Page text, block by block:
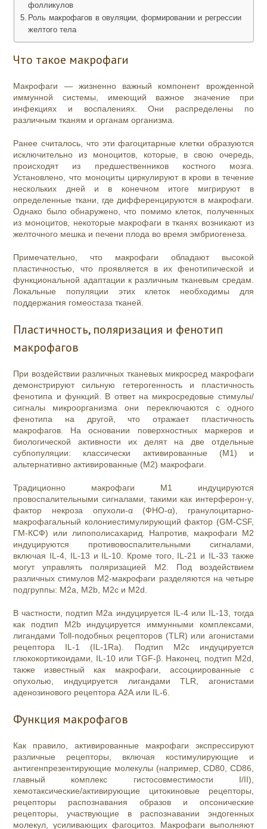
фолликулов
Роль макрофагов в овуляции, формировании и регрессии
желтого тела
Что такое макрофаги
Макрофаги — жизненно важный компонент врожденной
иммунной системы, имеющий важное значение при
инфекциях и воспалениях. Они распределены по
различным тканям и органам организма.
Ранее считалось, что эти фагоцитарные клетки образуются
исключительно из моноцитов, которые, в свою очередь,
происходят из предшественников костного мозга.
Установлено, что моноциты циркулируют в крови в течение
нескольких дней и в конечном итоге мигрируют в
определенные ткани, где дифференцируются в макрофаги.
Однако было обнаружено, что помимо клеток, полученных
из моноцитов, некоторые макрофаги в тканях возникают из
желточного мешка и печени плода во время эмбриогенеза.
Примечательно, что макрофаги обладают высокой
пластичностью, что проявляется в их фенотипической и
функциональной адаптации к различным тканевым средам.
Локальные популяции этих клеток необходимы для
поддержания гомеостаза тканей.
Пластичность, поляризация и фенотип
макрофагов
При воздействии различных тканевых микросред макрофаги
демонстрируют сильную гетерогенность и пластичность
фенотипа и функций. В ответ на микросредовые стимулы/
сигналы микроорганизма они переключаются с одного
фенотипа на другой, что отражает пластичность
макрофагов. На основании поверхностных маркеров и
биологической активности их делят на две отдельные
субпопуляции: классически активированные (M1) и
альтернативно активированные (M2) макрофаги.
Традиционно макрофаги М1 индуцируются
провоспалительными сигналами, такими как интерферон-γ,
фактор некроза опухоли-α (ФНО-α), гранулоцитарно-
макрофагальный колониестимулирующий фактор (GM-CSF,
ГМ-КСФ) или липополисахарид. Напротив, макрофаги М2
индуцируются противовоспалительными сигналами,
включая IL-4, IL-13 и IL-10. Кроме того, IL-21 и IL-33 также
могут управлять поляризацией M2. Под воздействием
различных стимулов М2-макрофаги разделяются на четыре
подгруппы: M2a, M2b, M2c и M2d.
В частности, подтип M2a индуцируется IL-4 или IL-13, тогда
как подтип M2b индуцируется иммунными комплексами,
лигандами Toll-подобных рецепторов (TLR) или агонистами
рецептора IL-1 (IL-1Ra). Подтип M2c индуцируется
глюкокортикоидами, IL-10 или TGF-β. Наконец, подтип M2d,
также известный как макрофаги, ассоциированные с
опухолью, индуцируется лигандами TLR, агонистами
аденозинового рецептора A2А или IL-6.
Функция макрофагов
Как правило, активированные макрофаги экспрессируют
различные рецепторы, включая костимулирующие и
антигенпрезентирующие молекулы (например, CD80, CD86,
главный комплекс гистосовместимости I/II),
хемотаксические/активирующие цитокиновые рецепторы,
рецепторы распознавания образов и опсонические
рецепторы, участвующие в распознавании эндогенных
молекул, усиливающих фагоцитоз. Макрофаги выполняют